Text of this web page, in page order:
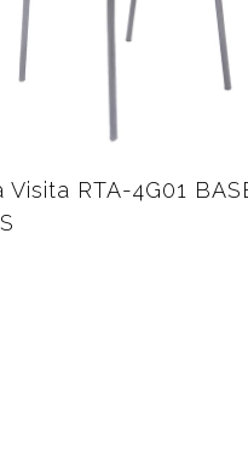
Silla Bar RTA-JZC-102